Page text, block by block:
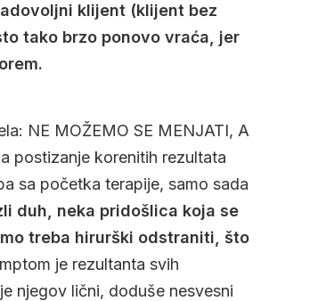
klijent (klijent bez
tako brzo ponovo vraća, jer
NE MOŽEMO SE MENJATI, A
postizanje korenitih rezultata
sa početka terapije, samo sada
duh, neka pridošlica koja se
treba hirurški odstraniti, što
je rezultanta svih
njegov lični, doduše nesvesni